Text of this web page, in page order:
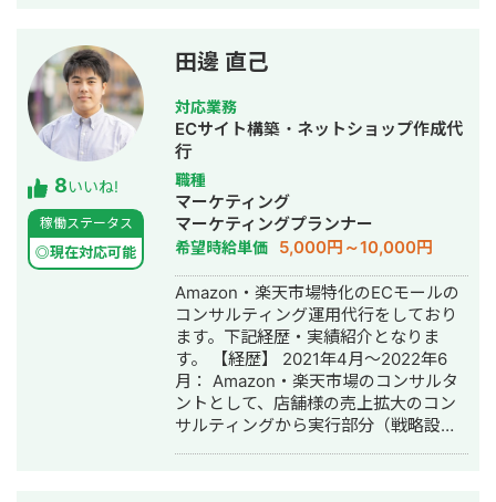
プ飲料、美容整形クリニック、高級時
計取扱店、ベビーキッズ商品、薬膳ス
ープ、梅干、レンタカー、YouTuber、
ブランド買取 ◆自社SNSアカウントを
活用したプロモーション事業 ・累計ア
フィリエイト売上：2.5億円 ・累計運
用フォロワー数：450万 ・累計アカウ
ント売買：15件、売買金額2,500万 経
験業種：健康ドリンク、美容商品、寝
具、生活雑貨、債務整理、保険サービ
ス、住宅売買 ◆ご支援形態 基本的に私
がPMとしてマーケティング戦略策定・
全体ディレクションを担い、 クライア
ントの課題やニーズに合わせた各マー
ケチャネルのプロフェッショナルをア
サインし、チームを組成してご支援を
いたします。 マーケティング全般のご
支援から、SNSだけといった部分的な
ご支援も可能ですので、ご予算や課題
でフォロワー単価49円を実現 ・手相チ
ャンネル：動画2本で収益化 ・スピリ
チュアルチャンネル：動画4本で収益化
・釣り／野球／観光系など複数ジャン
ルのYouTube運用 を経験しています。
単なる運用代行ではなく、 「集客→教
育→成約」までを一つの流れとして設
計するのが強みです。 特に、店舗ビジ
ネスや講座ビジネス、 スピリチュアル
系コンテンツのYouTube運用は得意分
野です。 30〜90万円帯の講座販売導線
の設計経験もあり、 売上に直結するマ
ーケティング設計を意識して取り組ん
でいます。案件によっては、 「何をや
るべきか分からない」状態から相談さ
れることも多いです。 その場合でも、
現状整理から一緒に設計します。
8いいね!
稼働ステータス
◎現在対応可能
田邊 直己
対応業務
ECサイト構築・ネットショップ作成代
行
職種
マーケティング
マーケティングプランナー
希望時給単価 5,000円～10,000円
Amazon・楽天市場特化のECモールの
コンサルティング運用代行をしており
ます。下記経歴・実績紹介となりま
す。 【経歴】 2021年4月～2022年6
月： Amazon・楽天市場のコンサルタ
ントとして、店舗様の売上拡大のコン
サルティングから実行部分（戦略設